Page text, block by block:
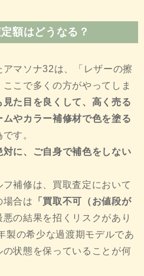
額はどうなる？
マソナ32は、「レザーの擦
こで多くの方がやってしま
見た目を良くして、高く売る
やカラー補修材で色を塗る
す。
に、ご自身で補色をしない
補修は、買取査定において
場合は
「買取不可（お値段が
悪の結果を招くリスクがあり
製の希少な過渡期モデルであ
状態を保っていることが何